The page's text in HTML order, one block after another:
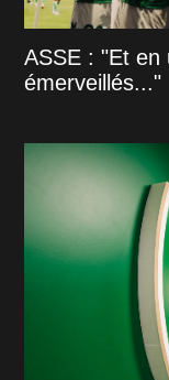
ASSE : "Et en
émerveillés..."